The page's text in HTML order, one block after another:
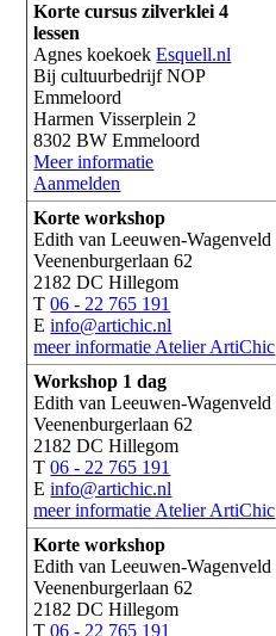
Korte cursus zilverklei 4
lessen
Agnes koekoekEsquell.nl
Bij cultuurbedrijf NOP
Emmeloord
Harmen Visserplein 2
8302 BW Emmeloord
Meer informatie
Aanmelden
Korte workshop
Edith van Leeuwen-Wagenveld
Veenenburgerlaan 62
2182 DC Hillegom
T06 - 22 765 191
Einfo@artichic.nl
meer informatie Atelier ArtiChic
Workshop 1 dag
Edith van Leeuwen-Wagenveld
Veenenburgerlaan 62
2182 DC Hillegom
T06 - 22 765 191
Einfo@artichic.nl
meer informatie Atelier ArtiChic
Korte workshop
Edith van Leeuwen-Wagenveld
Veenenburgerlaan 62
2182 DC Hillegom
T06 - 22 765 191